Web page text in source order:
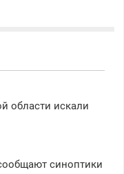
области искали
синоптики